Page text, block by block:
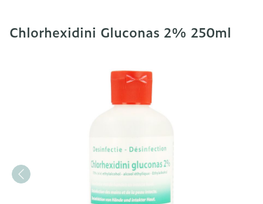
Chlorhexidini Gluconas 2% 250ml